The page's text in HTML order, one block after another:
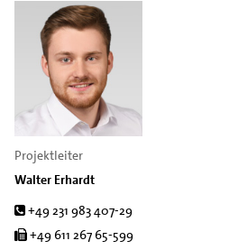
Projektleiter
Walter Erhardt
Tel.
+49 231 983 407-29
Fax
+49 611 267 65-599